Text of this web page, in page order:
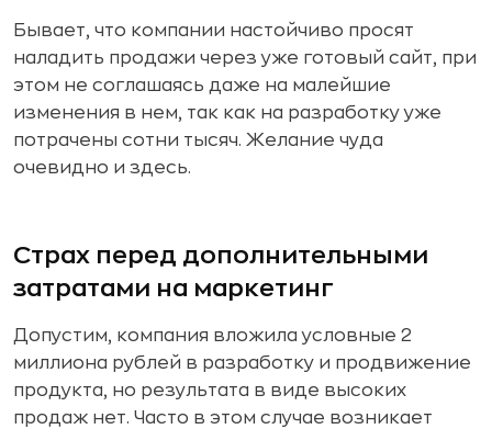
Бывает, что компании настойчиво просят
наладить продажи через уже готовый сайт, при
этом не соглашаясь даже на малейшие
изменения в нем, так как на разработку уже
потрачены сотни тысяч. Желание чуда
очевидно и здесь.
Страх перед дополнительными
затратами на маркетинг
Допустим, компания вложила условные 2
миллиона рублей в разработку и продвижение
продукта, но результата в виде высоких
продаж нет. Часто в этом случае возникает